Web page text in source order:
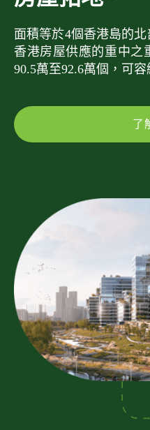
面積等於4個香港島的
香港房屋供應的重中之
90.5萬至92.6萬個，可容
了